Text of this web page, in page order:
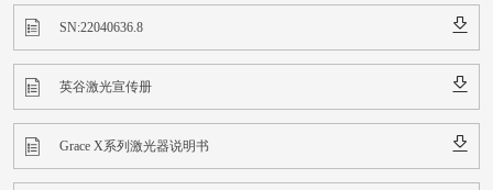
SN:22040636.8
英谷激光宣传册
Grace X系列激光器说明书